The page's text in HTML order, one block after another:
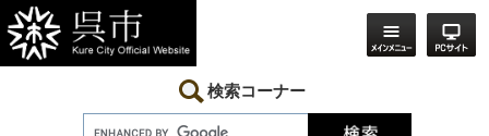
ー
ジ
の
ニ
ュ
ー
検索コーナー